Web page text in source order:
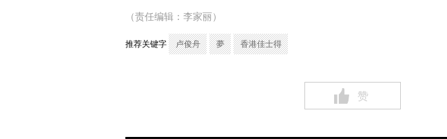
（责任编辑：李家丽）
推荐关键字 卢俊舟 夢 香港佳士得
赞